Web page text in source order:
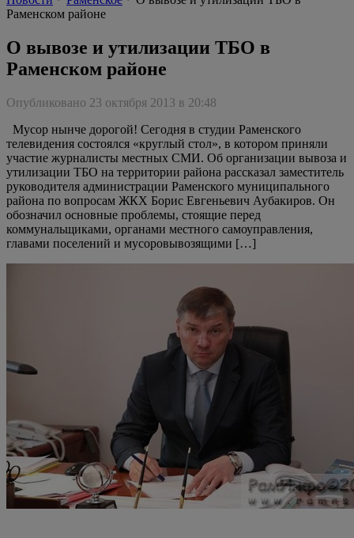
Раменском районе
О вывозе и утилизации ТБО в
Раменском районе
Опубликовано 23 октября 2013 в 20:48
Мусор нынче дорогой! Сегодня в студии Раменского
телевидения состоялся «круглый стол», в котором приняли
участие журналисты местных СМИ. Об организации вывоза и
утилизации ТБО на территории района рассказал заместитель
руководителя администрации Раменского муниципального
района по вопросам ЖКХ Борис Евгеньевич Аубакиров. Он
обозначил основные проблемы, стоящие перед
коммунальщиками, органами местного самоуправления,
главами поселений и мусоровывозящими […]